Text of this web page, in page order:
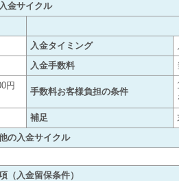
入金サイクル
入金タイミング
入金手数料
円
手数料お客様負担の条件
補足
の入金サイクル
（入金留保条件）